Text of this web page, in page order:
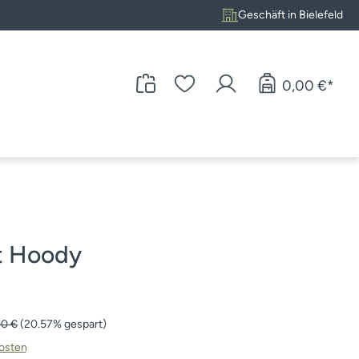
Geschäft in Bielefeld
0,00 €*
Hoody
Preis:
€(20.57% gespart)